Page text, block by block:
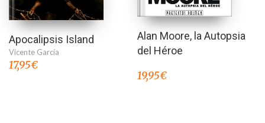
Apocalipsis Island
Vicente García
17,95€
Alan Moore, la Autopsia
del Héroe
19,95€